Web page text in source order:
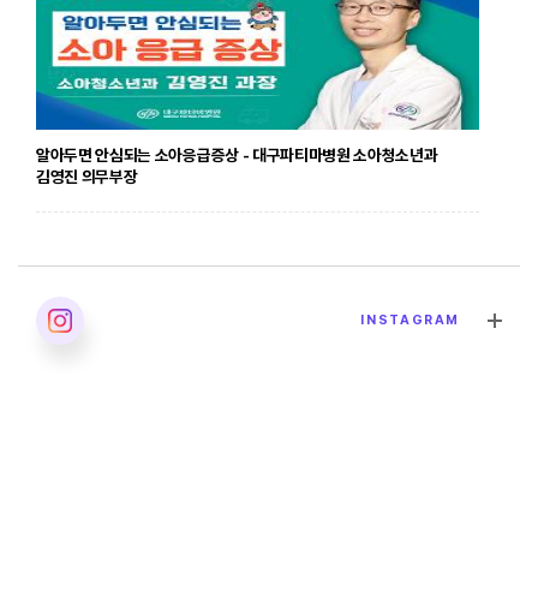
알아두면 안심되는 소아응급증상 - 대구파티마병원 소아청소년과
김영진 의무부장
INSTAGRAM